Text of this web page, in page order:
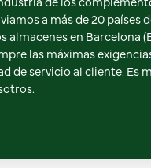
a más de 20 países
almacenes en Barcelona
las máximas
de servicio al cliente. Es